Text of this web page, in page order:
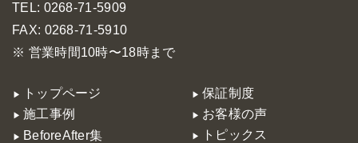
TEL: 0268-71-5909
FAX: 0268-71-5910
※ 営業時間10時〜18時まで
トップページ
施工事例
BeforeAfter集
保証制度
お客様の声
トピックス